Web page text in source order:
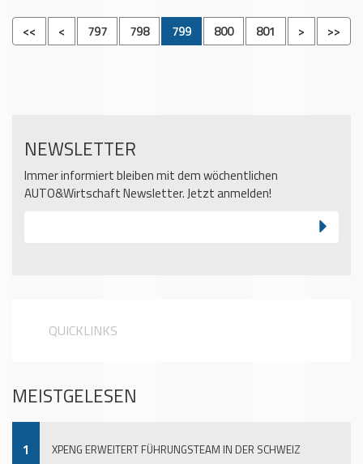
<< < 797 798 799 800 801 > >>
NEWSLETTER
Immer informiert bleiben mit dem wöchentlichen
AUTO&Wirtschaft Newsletter. Jetzt anmelden!
QUICKLINKS
MEISTGELESEN
1 XPENG ERWEITERT FÜHRUNGSTEAM IN DER SCHWEIZ